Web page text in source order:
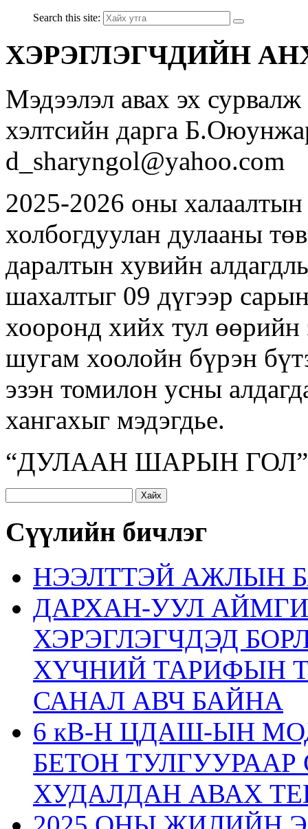
Search this site:
ХЭРЭГЛЭГЧДИЙН
Мэдээлэл авах эх
хэлтсийн дарга
d_sharyngol@yahoo.com
2025-2026 оны халаалтын
холбогдуулан дулааны
даралтын хувийн
шахалтыг 09 дүгээр
хооронд хийх тул
шугам хоолойн бүрэн
эзэн томилон усны
хангахыг мэдэгдье.
“ДУЛААН ШАРЫН
Сүүлийн бичлэг
НЭЭЛТТЭЙ АЖЛЫН
ДАРХАН-УУЛ
ХЭРЭГЛЭГЧДЭД
ХҮЧНИЙ ТАРИФЫН
САНАЛ АВЧ БАЙНА
6 кВ-Н ЦДАШ-ЫН
БЕТОН
ХУДАЛДАН АВАХ